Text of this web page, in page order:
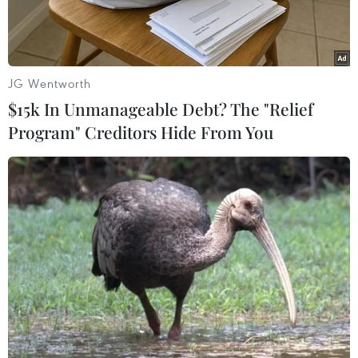
năng.
Công an xã Núi Cấm, An Giang, làm việc với bà T.T.T.N (sinh
năm 1988) người trình báo cá sấu xuất hiện trên kênh Vịnh Tre.
(Ảnh: TTXVN phát)
Liên quan đến thông tin cá sấu xuất hiện tại
JG Wentworth
$15k In Unmanageable Debt? The "Relief
Program" Creditors Hide From You